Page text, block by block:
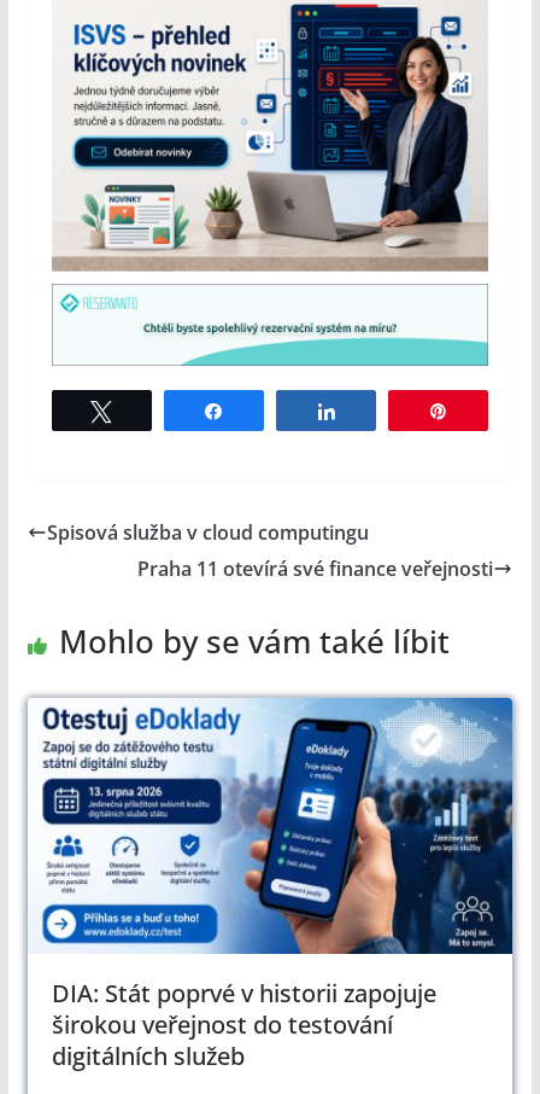
Spisová služba v cloud computingu
Praha 11 otevírá své finance veřejnosti
Mohlo by se vám také líbit
DIA: Stát poprvé v historii zapojuje
širokou veřejnost do testování
digitálních služeb